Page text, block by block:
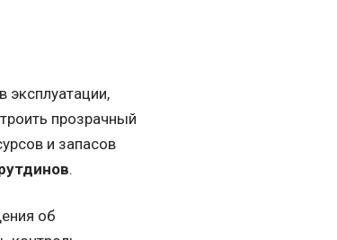
эксплуатации,
прозрачный
и запасов
.
об